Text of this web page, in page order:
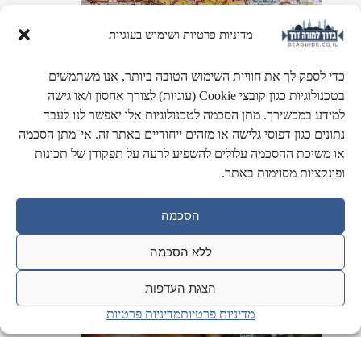
מדיניות פרטיות ושימוש בעוגיות
כדי לספק לך את חוויית השימוש הטובה ביותר, אנו משתמשים
בטכנולוגיות כגון קובצי Cookie (עוגיות) לצורך אחסון ו/או גישה
למידע במכשירך. מתן הסכמה לטכנולוגיות אלו יאפשר לנו לעבד
נתונים כגון דפוסי גלישה או מזהים ייחודיים באתר זה. אי־מתן הסכמה
או משיכת ההסכמה עלולים להשפיע לרעה על תפקודן של תכונות
ופונקציות מסוימות באתר.
הסכמה
ללא הסכמה
הצגת העדפות
מדיניות פרטיותמדיניות פרטיות
אזורים גיאוגרפים
מערכת הכולל מאפיינים של כל אזור גאוגרפי בארץ ישראל.